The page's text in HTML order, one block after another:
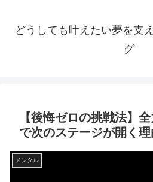
どうしても叶えたい夢を支
グ
【後悔ゼロの挑戦法】
で次のステージが開く理
メンタル